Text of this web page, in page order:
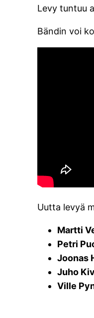
Levy tuntuu
Bändin voi
Uutta levyä
Martti
Petri
Joonas
Juho
Ville